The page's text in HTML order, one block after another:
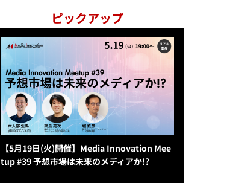
ピックアップ
【5月19日(火)開催】Media Innovation Mee
tup #39 予想市場は未来のメディアか!?